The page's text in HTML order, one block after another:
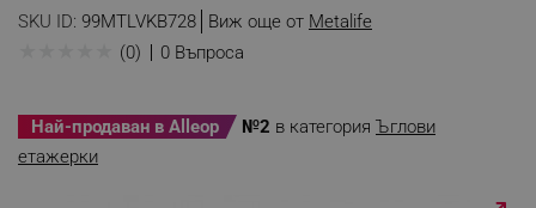
SKU ID: 99MTLVKB728 Виж още от Metalife
(0) 0 Въпроса
Най-продаван в Alleop №2 в категория Ъглови
етажерки